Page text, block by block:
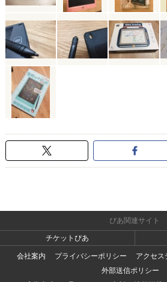
ぴあ関連サイト
チケットぴあ
会社案内
プライバシーポリシー
アクセス
外部送信ポリシー